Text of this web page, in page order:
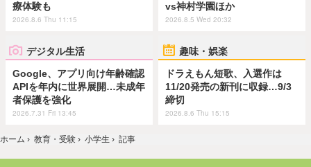
療体験も
2026.8.6 Thu 11:15
vs神村学園ほか
2026.8.5 Wed 20:32
デジタル生活
Google、アプリ向け年齢確認
APIを年内に世界展開…未成年
者保護を強化
2026.7.31 Fri 13:45
趣味・娯楽
ドラえもん短歌、入選作は
11/20発売の新刊に収録…9/3
締切
2026.8.6 Thu 15:15
ホーム › 教育・受験 › 小学生 › 記事